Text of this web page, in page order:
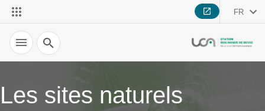
FR
Recherche
Les sites naturels